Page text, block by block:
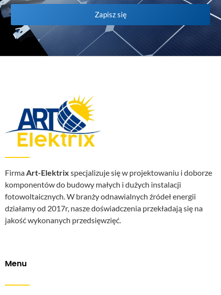
Zapisz się
FirmaArt-Elektrix specjalizuje się w projektowaniu i doborze
komponentów do budowy małych i dużych instalacji
fotowoltaicznych. W branży odnawialnych źródeł energii
działamy od 2017r, nasze doświadczenia przekładają się na
jakość wykonanych przedsięwzięć.
Menu